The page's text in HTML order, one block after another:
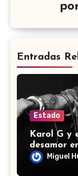
Entradas
Estado
Karol G y
desamor
álbumMiguel